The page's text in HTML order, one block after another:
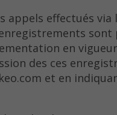
appels effectués via
sont
en
des ces
et en